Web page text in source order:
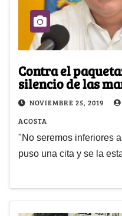
Contra el
silencio de las
NOVIEMBRE 25, 2019
ACOSTA
"No seremos inferiores
puso una cita y se la